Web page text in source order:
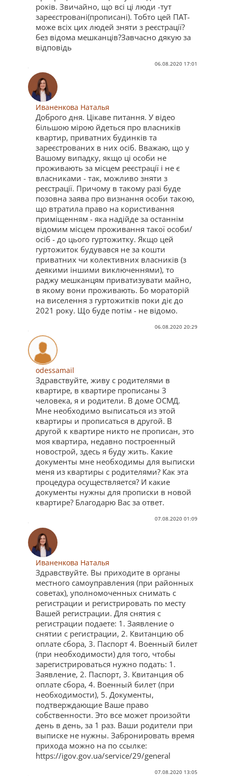
років. Звичайно, що всі ці люди -тут
зареєстровані(прописані). Тобто цей ПАТ-
може всіх цих людей зняти з реєстрації?
без відома мешканців?Завчасно дякую за
відповідь
06.08.2020 17:01
Иваненкова Наталья
Доброго дня. Цікаве питання. У відео
більшою мірою йдеться про власників
квартир, приватних будинків та
зареєстрованих в них осіб. Вважаю, що у
Вашому випадку, якщо ці особи не
проживають за місцем реєстрації і не є
власниками - так, можливо зняти з
реєстрації. Причому в такому разі буде
позовна заява про визнання особи такою,
що втратила право на користивання
приміщенням - яка надійде за останнім
відомим місцем проживання такої особи/
осіб - до цього гуртожитку. Якщо цей
гуртожиток будувався не за кошти
приватних чи колективних власників (з
деякими іншими виключеннями), то
раджу мешканцям приватизувати майно,
в якому вони проживають. Бо мораторій
на виселення з гуртожитків поки діє до
2021 року. Що буде потім - не відомо.
06.08.2020 20:29
odessamail
Здравствуйте, живу с родителями в
квартире, в квартире прописаны 3
человека, я и родители. В доме ОСМД.
Мне необходимо выписаться из этой
квартиры и прописаться в другой. В
другой к квартире никто не прописан, это
моя квартира, недавно построенный
новострой, здесь я буду жить. Какие
документы мне необходимы для выписки
меня из квартиры с родителями? Как эта
процедура осуществляется? И какие
документы нужны для прописки в новой
квартире? Благодарю Вас за ответ.
07.08.2020 01:09
Иваненкова Наталья
Здравствуйте. Вы приходите в органы
местного самоуправления (при районных
советах), уполномоченных снимать с
регистрации и регистрировать по месту
Вашей регистрации. Для снятия с
регистрации подаете: 1. Заявление о
снятии с регистрации, 2. Квитанцию об
оплате сбора, 3. Паспорт 4. Военный билет
(при необходимости) для того, чтобы
зарегистрироваться нужно подать: 1.
Заявление, 2. Паспорт, 3. Квитанция об
оплате сбора, 4. Военный билет (при
необходимости), 5. Документы,
подтверждающие Ваше право
собственности. Это все может произойти
день в день, за 1 раз. Ваши родители при
выписке не нужны. Забронировать время
прихода можно на по ссылке:
https://igov.gov.ua/service/29/general
07.08.2020 13:05